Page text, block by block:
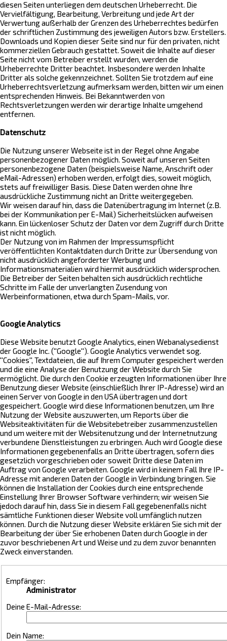
diesen Seiten unterliegen dem deutschen Urheberrecht. Die
Vervielfältigung, Bearbeitung, Verbreitung und jede Art der
Verwertung außerhalb der Grenzen des Urheberrechtes bedürfen
der schriftlichen Zustimmung des jeweiligen Autors bzw. Erstellers.
Downloads und Kopien dieser Seite sind nur für den privaten, nicht
kommerziellen Gebrauch gestattet. Soweit die Inhalte auf dieser
Seite nicht vom Betreiber erstellt wurden, werden die
Urheberrechte Dritter beachtet. Insbesondere werden Inhalte
Dritter als solche gekennzeichnet. Sollten Sie trotzdem auf eine
Urheberrechtsverletzung aufmerksam werden, bitten wir um einen
entsprechenden Hinweis. Bei Bekanntwerden von
Rechtsverletzungen werden wir derartige Inhalte umgehend
entfernen.
Datenschutz
Die Nutzung unserer Webseite ist in der Regel ohne Angabe
personenbezogener Daten möglich. Soweit auf unseren Seiten
personenbezogene Daten (beispielsweise Name, Anschrift oder
eMail-Adressen) erhoben werden, erfolgt dies, soweit möglich,
stets auf freiwilliger Basis. Diese Daten werden ohne Ihre
ausdrückliche Zustimmung nicht an Dritte weitergegeben.
Wir weisen darauf hin, dass die Datenübertragung im Internet (z.B.
bei der Kommunikation per E-Mail) Sicherheitslücken aufweisen
kann. Ein lückenloser Schutz der Daten vor dem Zugriff durch Dritte
ist nicht möglich.
Der Nutzung von im Rahmen der Impressumspflicht
veröffentlichten Kontaktdaten durch Dritte zur Übersendung von
nicht ausdrücklich angeforderter Werbung und
Informationsmaterialien wird hiermit ausdrücklich widersprochen.
Die Betreiber der Seiten behalten sich ausdrücklich rechtliche
Schritte im Falle der unverlangten Zusendung von
Werbeinformationen, etwa durch Spam-Mails, vor.
Google Analytics
Diese Website benutzt Google Analytics, einen Webanalysedienst
der Google Inc. (''Google''). Google Analytics verwendet sog.
''Cookies'', Textdateien, die auf Ihrem Computer gespeichert werden
und die eine Analyse der Benutzung der Website durch Sie
ermöglicht. Die durch den Cookie erzeugten Informationen über Ihre
Benutzung dieser Website (einschließlich Ihrer IP-Adresse) wird an
einen Server von Google in den USA übertragen und dort
gespeichert. Google wird diese Informationen benutzen, um Ihre
Nutzung der Website auszuwerten, um Reports über die
Websiteaktivitäten für die Websitebetreiber zusammenzustellen
und um weitere mit der Websitenutzung und der Internetnutzung
verbundene Dienstleistungen zu erbringen. Auch wird Google diese
Informationen gegebenenfalls an Dritte übertragen, sofern dies
gesetzlich vorgeschrieben oder soweit Dritte diese Daten im
Auftrag von Google verarbeiten. Google wird in keinem Fall Ihre IP-
Adresse mit anderen Daten der Google in Verbindung bringen. Sie
können die Installation der Cookies durch eine entsprechende
Einstellung Ihrer Browser Software verhindern; wir weisen Sie
jedoch darauf hin, dass Sie in diesem Fall gegebenenfalls nicht
sämtliche Funktionen dieser Website voll umfänglich nutzen
können. Durch die Nutzung dieser Website erklären Sie sich mit der
Bearbeitung der über Sie erhobenen Daten durch Google in der
zuvor beschriebenen Art und Weise und zu dem zuvor benannten
Zweck einverstanden.
Empfänger:
Administrator
Deine E-Mail-Adresse:
Dein Name: